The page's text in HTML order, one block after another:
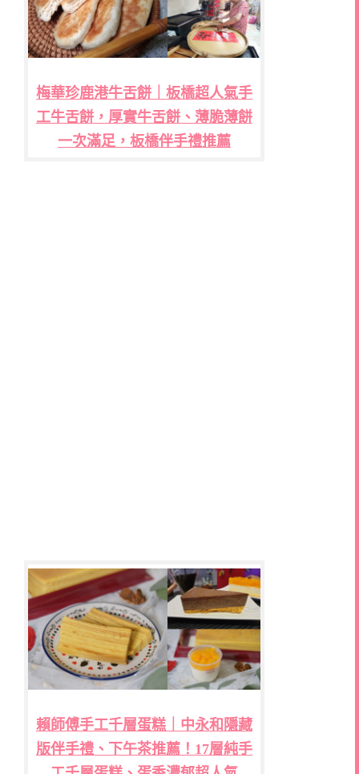
梅華珍鹿港牛舌餅｜板橋超人氣手
工牛舌餅，厚實牛舌餅、薄脆薄餅
一次滿足，板橋伴手禮推薦
賴師傅手工千層蛋糕｜中永和隱藏
版伴手禮、下午茶推薦！17層純手